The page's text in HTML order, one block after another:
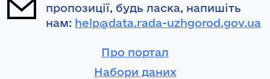
пропозиції, будь ласка, напишіть
нам: help@data.rada-uzhgorod.gov.ua
Про портал
Набори даних